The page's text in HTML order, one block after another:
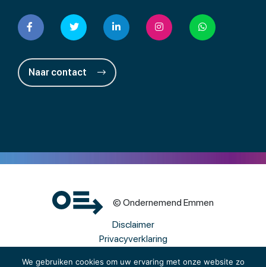
We gebruiken cookies om uw ervaring met onze website zo
Naar contact
© Ondernemend Emmen
Disclaimer
Privacyverklaring